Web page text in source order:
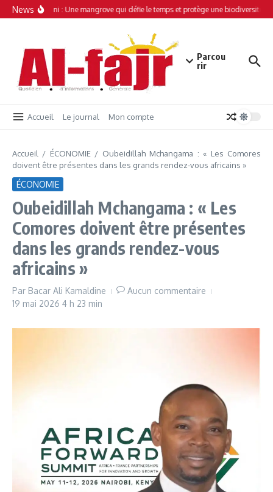
Aller au contenu
News
Simamboini : Une mangrove qui défie le temps et protège une biodiversité
Parcou
rir
Accueil Le journal Mon compte
Accueil / ÉCONOMIE/ Oubeidillah Mchangama : « Les Comores
doivent être présentes dans les grands rendez-vous africains »
ÉCONOMIE
Oubeidillah Mchangama : « Les
Comores doivent être présentes
dans les grands rendez-vous
africains »
Par Bacar Ali Kamaldine
Aucun commentaire
19 mai 2026 4 h 23 min